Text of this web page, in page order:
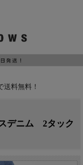
送料無料！
デニム 2タック